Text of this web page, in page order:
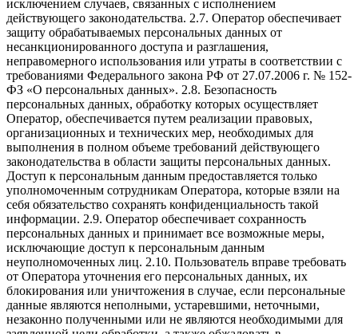
исключением случаев, связанных с исполнением
действующего законодательства. 2.7. Оператор обеспечивает
защиту обрабатываемых персональных данных от
несанкционированного доступа и разглашения,
неправомерного использования или утраты в соответствии с
требованиями Федерального закона РФ от 27.07.2006 г. № 152-
ФЗ «О персональных данных». 2.8. Безопасность
персональных данных, обработку которых осуществляет
Оператор, обеспечивается путем реализации правовых,
организационных и технических мер, необходимых для
выполнения в полном объеме требований действующего
законодательства в области защиты персональных данных.
Доступ к персональным данным предоставляется только
уполномоченным сотрудникам Оператора, которые взяли на
себя обязательство сохранять конфиденциальность такой
информации. 2.9. Оператор обеспечивает сохранность
персональных данных и принимает все возможные меры,
исключающие доступ к персональным данным
неуполномоченных лиц. 2.10. Пользователь вправе требовать
от Оператора уточнения его персональных данных, их
блокирования или уничтожения в случае, если персональные
данные являются неполными, устаревшими, неточными,
незаконно полученными или не являются необходимыми для